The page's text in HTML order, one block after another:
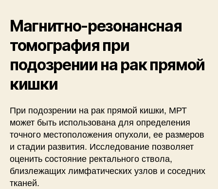
Магнитно-резонансная
томография при
подозрении на рак прямой
кишки
При подозрении на рак прямой кишки, МРТ
может быть использована для определения
точного местоположения опухоли, ее размеров
и стадии развития. Исследование позволяет
оценить состояние ректального ствола,
близлежащих лимфатических узлов и соседних
тканей.